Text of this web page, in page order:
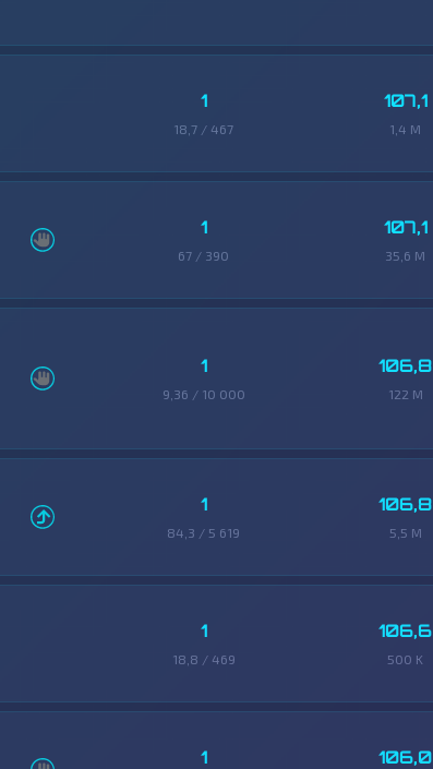
1
18,7 / 467
107,1
1,4 M
1
67 / 390
107,1
35,6 M
1
9,36 / 10 000
106,8
122 M
1
84,3 / 5 619
106,8
5,5 M
1
18,8 / 469
106,6
500 K
1 106,0